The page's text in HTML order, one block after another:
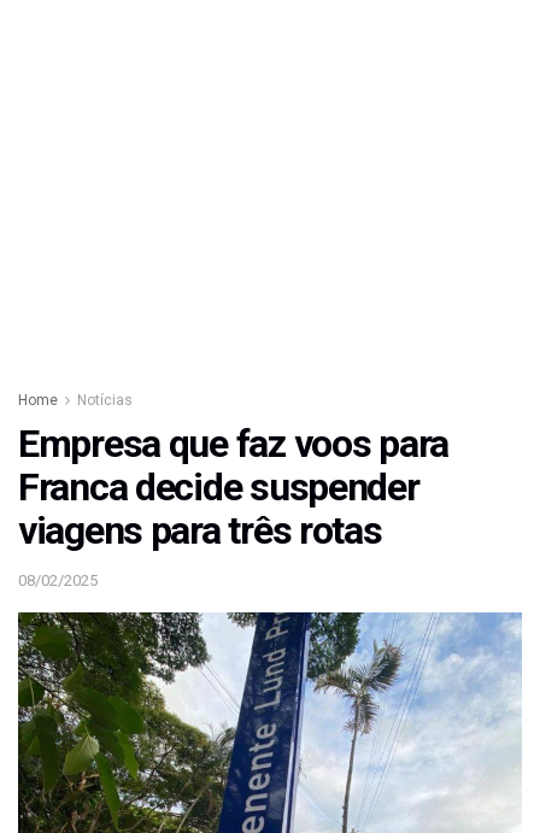
Home Notícias
Empresa que faz voos para
Franca decide suspender
viagens para três rotas
08/02/2025